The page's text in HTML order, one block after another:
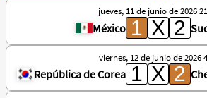
jueves, 11 de junio de 2026
México
viernes, 12 de junio de 2026
República de Corea